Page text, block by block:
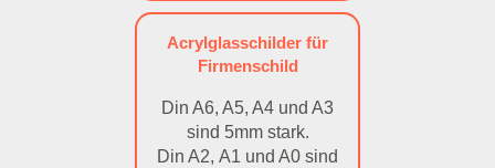
Acrylglasschilder für
Firmenschild
Din A6, A5, A4 und A3
sind 5mm stark.
Din A2, A1 und A0 sind